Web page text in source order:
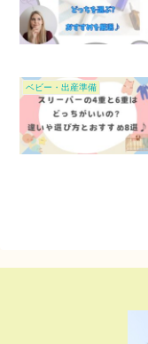
ベビー・出産準備